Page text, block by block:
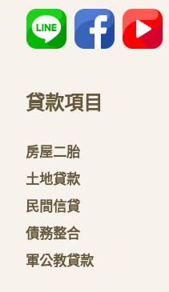
貸款項目
房屋二胎
土地貸款
民間信貸
債務整合
軍公教貸款